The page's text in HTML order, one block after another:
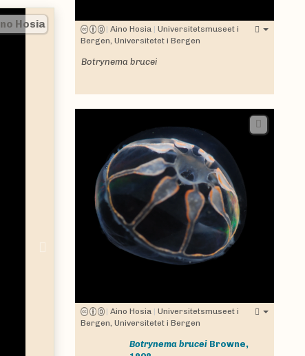
Hosia | Aino Hosia | Universitetsmuseet i
Bergen, Universitetet i Bergen
Botrynema brucei
| Aino Hosia | Universitetsmuseet i
Bergen, Universitetet i Bergen
Botrynema brucei Browne,